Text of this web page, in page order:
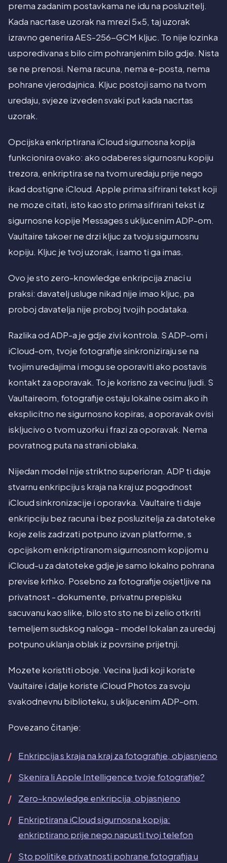
prema zadanim postavkama ne idu na posluzitelj.
Kada nacrtase uzorak na mrezi 5x5, taj uzorak
izravno generira AES-256-GCM kljuc. To nije lozinka
usporedivana s bilo cim pohranjenim bilo gdje. Nista
se ne prenosi. Nema racuna, nema e-posta, nema
pohrane vjerodajnica. Kljuc postoji samo na tvom
uredaju, svjeze izveden svaki put kada nacrtas
uzorak.
Opcijska enkriptirana iCloud sigurnosna kopija
funkcionira ovako: ako odaberes sigurnosnu kopiju
trezora, enkriptira se na tvom uredaju prije nego
ikad dostigne iCloud. Apple prima sifrirani tekst koji
ne moze citati, isto kao sto prima sifrirani tekst iz
sigurnosne kopije Messages s ukljucenim ADP-om.
Vaultaire takoer ne drzi kljuc za tvoju sigurnosnu
kopiju. Kljuc je tvoj uzorak, i samo ti ga imas.
Ovo je sto zero-knowledge enkripcija znaci u
praksi: davatelj usluge nikad nije imao kljuc, pa
proboj davatelja nije proboj tvojih podataka.
Razlika od ADP-a je gdje zivi kontrola. S ADP-om i
iCloud-om, tvoje fotografije sinkroniziraju se na
tvojim uredajima i mogu se oporaviti ako postavis
kontakt za oporavak. To je korisno za vecinu ljudi. S
Vaultaireom, fotografije ostaju lokalne osim ako ih
eksplicitno ne sigurnosno kopiras, a oporavak ovisi
iskljucivo o tvom uzorku i frazi za oporavak. Nema
povratnog puta na strani oblaka.
Nijedan model nije striktno superioran. ADP ti daje
stvarnu enkripciju s kraja na kraj uz pogodnost
iCloud sinkronizacije i oporavka. Vaultaire ti daje
enkripciju bez racuna i bez posluzitelja za datoteke
koje zelis zadrzati potpuno izvan platforme, s
opcijskom enkriptiranom sigurnosnom kopijom u
iCloud-u za datoteke gdje je samo lokalno pohrana
previse krhko. Posebno za fotografije osjetljive na
privatnost - dokumente, privatnu prepisku
sacuvanu kao slike, bilo sto sto ne bi zelio otkriti
temeljem sudskog naloga - model lokalan za uredaj
potpuno uklanja oblak iz povrsine prijetnji.
Mozete koristiti oboje. Vecina ljudi koji koriste
Vaultaire i dalje koriste iCloud Photos za svoju
svakodnevnu biblioteku, s ukljucenim ADP-om.
Povezano čitanje:
Enkripcija s kraja na kraj za fotografije, objasnjeno
Skenira li Apple Intelligence tvoje fotografije?
Zero-knowledge enkripcija, objasnjeno
Enkriptirana iCloud sigurnosna kopija:
enkriptirano prije nego napusti tvoj telefon
Sto politike privatnosti pohrane fotografija u